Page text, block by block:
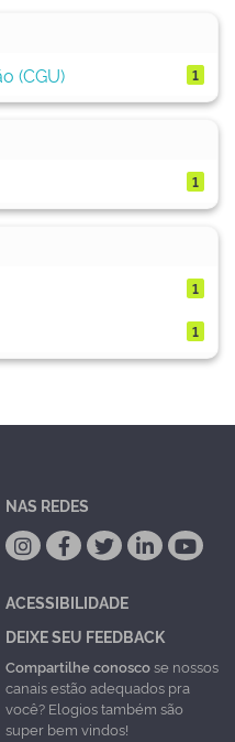
(CGU)
1
1
1
1
NAS REDES
ACESSIBILIDADE
DEIXE SEU FEEDBACK
Compartilhe conoscose nossos
canais estão adequados pra
você? Elogios também são
super bem vindos!